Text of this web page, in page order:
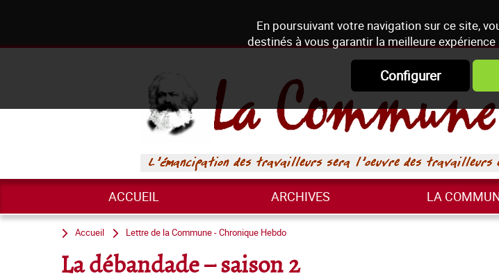
En poursuivant votre navigation sur ce site,
destinés à vous garantir la meilleure
Configurer
ACCUEIL ARCHIVES LA
Accueil Lettre de la Commune - Chronique Hebdo
La débandade – saison 2